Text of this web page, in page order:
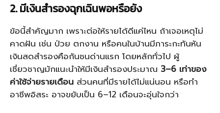
2. มีเงินสำรองฉุกเฉินพอหรือยัง
ข้อนี้สำคัญมาก เพราะต่อให้รายได้ดีแค่ไหน ถ้าเจอเหตุไม่
คาดฝัน เช่น ป่วย ตกงาน หรือคนในบ้านมีภาระกะทันหัน
เงินสดสำรองคือกันชนด่านแรก โดยหลักทั่วไป ผู้
เชี่ยวชาญมักแนะนำให้มีเงินสำรองประมาณ 3–6 เท่าของ
ค่าใช้จ่ายรายเดือน ส่วนคนที่มีรายได้ไม่แน่นอน หรือทำ
อาชีพอิสระ อาจขยับเป็น 6–12 เดือนจะอุ่นใจกว่า